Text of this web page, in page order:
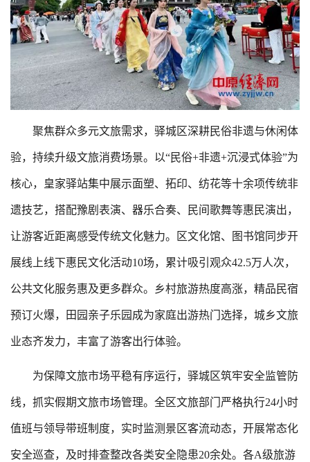
聚焦群众多元文旅需求，驿城区深耕民俗非遗与休闲体
验，持续升级文旅消费场景。以“民俗+非遗+沉浸式体验”为
核心，皇家驿站集中展示面塑、拓印、纺花等十余项传统非
遗技艺，搭配豫剧表演、器乐合奏、民间歌舞等惠民演出，
让游客近距离感受传统文化魅力。区文化馆、图书馆同步开
展线上线下惠民文化活动10场，累计吸引观众42.5万人次，
公共文化服务惠及更多群众。乡村旅游热度高涨，精品民宿
预订火爆，田园亲子乐园成为家庭出游热门选择，城乡文旅
业态齐发力，丰富了游客出行体验。
为保障文旅市场平稳有序运行，驿城区筑牢安全监管防
线，抓实假期文旅市场管理。全区文旅部门严格执行24小时
值班与领导带班制度，实时监测景区客流动态，开展常态化
安全巡查，及时排查整改各类安全隐患20余处。各A级旅游